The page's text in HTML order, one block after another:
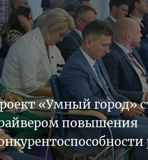
«Умный город»
повышения